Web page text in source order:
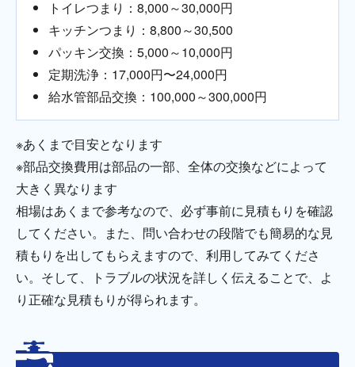
トイレつまり：8,000～30,000円
キッチンつまり：8,800～30,500
パッキン交換：5,000～10,000円
定期洗浄：17,000円〜24,000円
給水管部品交換：100,000～300,000円
※あくまで目安となります
※部品交換費用は部品の一部、全体の交換などによって
大きく異なります
相場はあくまで参考なので、必ず事前に見積もりを確認
してください。また、問い合わせの段階でも簡易的な見
積もりを出してもらえますので、利用してみてくださ
い。そして、トラブルの状況を詳しく伝えることで、よ
り正確な見積もりが得られます。